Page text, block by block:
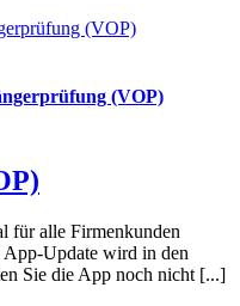
(VOP)
(VOP)
für alle Firmenkunden
Update wird in den
Sie die App noch nicht [...]